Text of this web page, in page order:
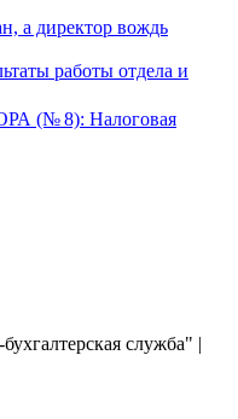
а директор вождь
работы отдела и
(№ 8): Налоговая
служба" |